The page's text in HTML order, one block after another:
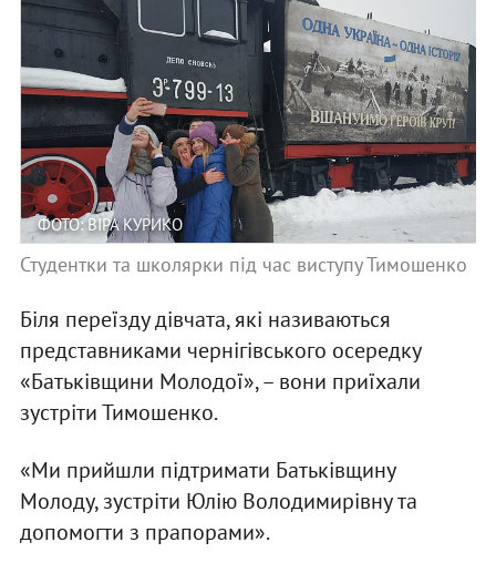
ФОТО: ВІРА КУРИКО
Студентки та школярки під час виступу Тимошенко
Біля переїзду дівчата, які називаються
представниками чернігівського осередку
«Батьківщини Молодої», – вони приїхали
зустріти Тимошенко.
«Ми прийшли підтримати Батьківщину
Молоду, зустріти Юлію Володимирівну та
допомогти з прапорами».